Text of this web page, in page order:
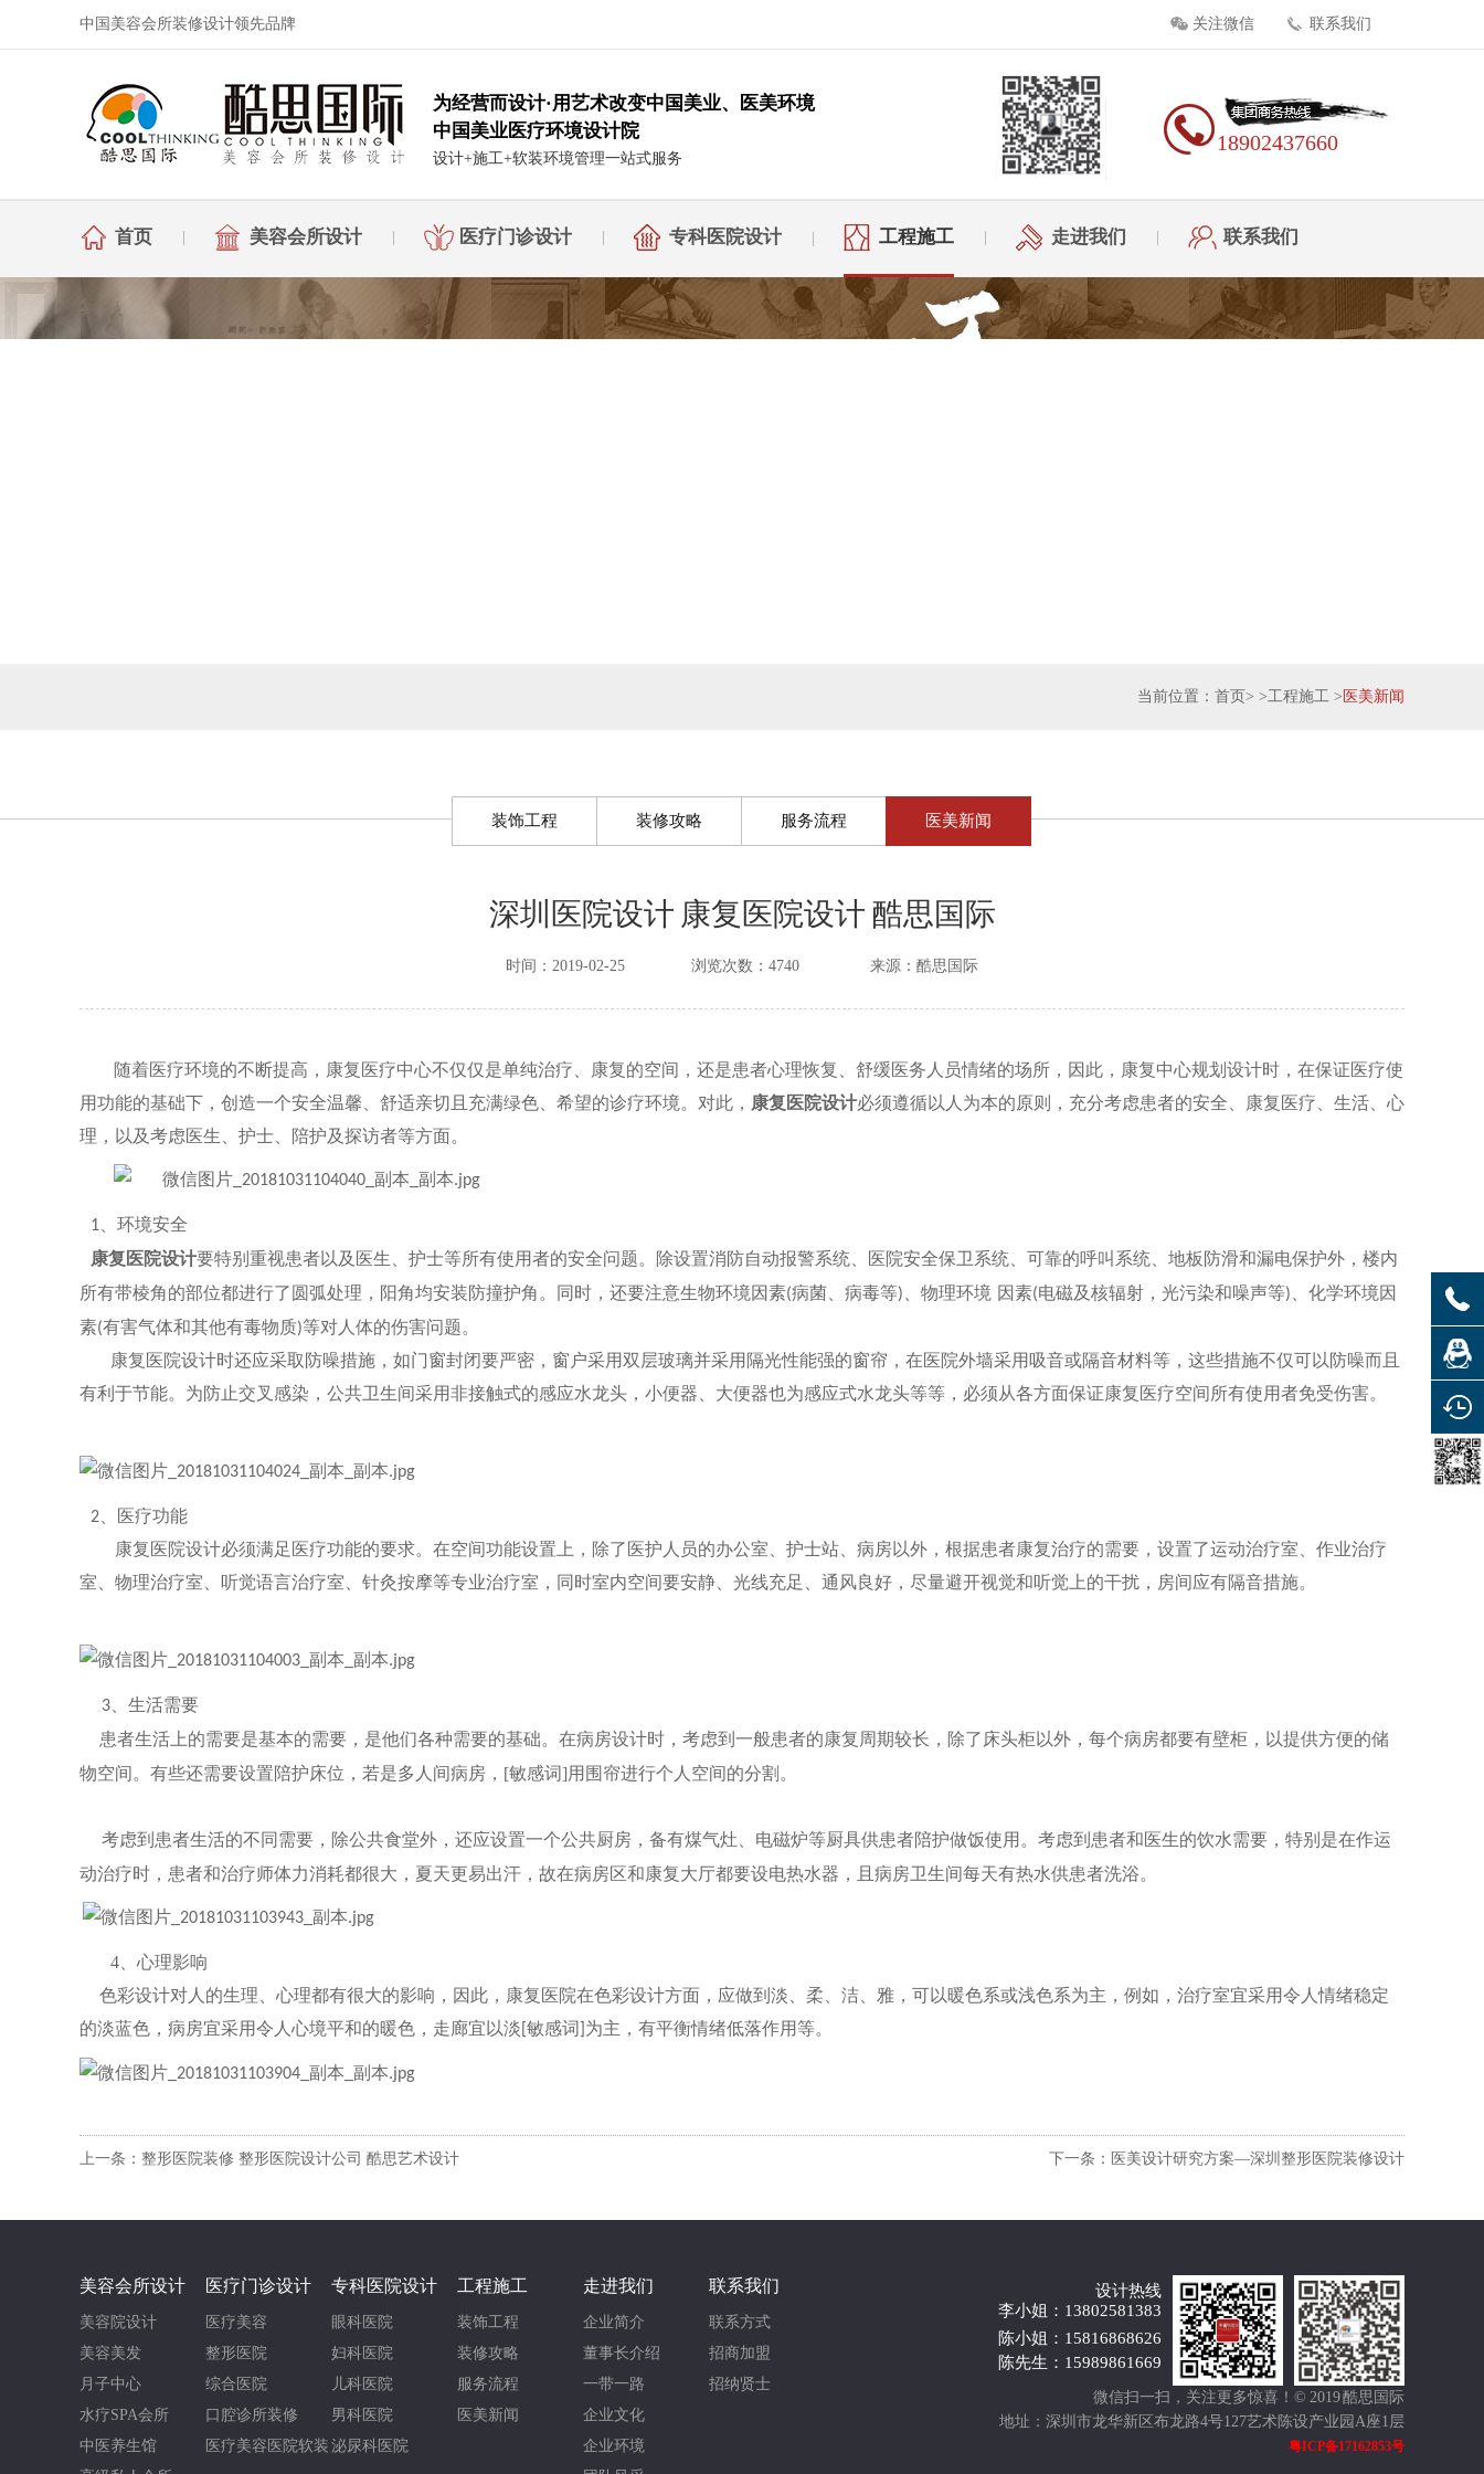
中国美容会所装修设计领先品牌 关注微信 联系我们
为经营而设计·用艺术改变中国美业、医美环境
中国美业医疗环境设计院
设计+施工+软装环境管理一站式服务
18902437660
首页 美容会所设计 医疗门诊设计 专科医院设计 工程施工 走进我们 联系我们
当前位置： 首页 > >工程施工 > 医美新闻
装饰工程 装修攻略 服务流程 医美新闻
深圳医院设计 康复医院设计 酷思国际
时间：2019-02-25 浏览次数：4740 来源：酷思国际
随着医疗环境的不断提高，康复医疗中心不仅仅是单纯治疗、康复的空间，还是患者心理恢复、舒缓医务人员情绪的场所，因此，康复中心规划设计时，在保证医疗使
用功能的基础下，创造一个安全温馨、舒适亲切且充满绿色、希望的诊疗环境。对此， 康复医院设计必须遵循以人为本的原则，充分考虑患者的安全、康复医疗、生活、心
理，以及考虑医生、护士、陪护及探访者等方面。
1 环境安全
康复医院设计要特别重视患者以及医生、护士等所有使用者的安全问题。除设置消防自动报警系统、医院安全保卫系统、可靠的呼叫系统、地板防滑和漏电保护外，楼内
所有带棱角的部位都进行了圆弧处理，阳角均安装防撞护角。同时，还要注意生物环境因素(病菌、病毒等) 、物理环境 因素(电磁及核辐射，光污染和噪声等) 、化学环境因
素(有害气体和其他有毒物质)等对人体的伤害问题。
康复医院设计时还应采取防噪措施，如门窗封闭要严密，窗户采用双层玻璃并采用隔光性能强的窗帘，在医院外墙采用吸音或隔音材料等，这些措施不仅可以防噪而且
有利于节能。为防止交叉感染，公共卫生间采用非接触式的感应水龙头，小便器、大便器也为感应式水龙头等等，必须从各方面保证康复医疗空间所有使用者免受伤害。
2 、医疗功能
康复医院设计必须满足医疗功能的要求。在空间功能设置上，除了医护人员的办公室、护士站、病房以外，根据患者康复治疗的需要，设置了运动治疗室、作业治疗
室、物理治疗室、听觉语言治疗室、针灸按摩等专业治疗室，同时室内空间要安静、光线充足、通风良好，尽量避开视觉和听觉上的干扰，房间应有隔音措施。
3 、生活需要
患者生活上的需要是基本的需要，是他们各种需要的基础。在病房设计时，考虑到一般患者的康复周期较长，除了床头柜以外，每个病房都要有壁柜，以提供方便的储
物空间。有些还需要设置陪护床位，若是多人间病房，[敏感词]用围帘进行个人空间的分割。
考虑到患者生活的不同需要，除公共食堂外，还应设置一个公共厨房，备有煤气灶、电磁炉等厨具供患者陪护做饭使用。考虑到患者和医生的饮水需要，特别是在作运
动治疗时，患者和治疗师体力消耗都很大，夏天更易出汗，故在病房区和康复大厅都要设电热水器，且病房卫生间每天有热水供患者洗浴。
4 心理影响
色彩设计对人的生理、心理都有很大的影响，因此，康复医院在色彩设计方面，应做到淡、柔、洁、雅，可以暖色系或浅色系为主，例如，治疗室宜采用令人情绪稳定
的淡蓝色，病房宜采用令人心境平和的暖色，走廊宜以淡[敏感词]为主，有平衡情绪低落作用等。
上一条：整形医院装修 整形医院设计公司 酷思艺术设计 下一条：医美设计研究方案—深圳整形医院装修设计
美容会所设计
美容院设计
美容美发
月子中心
水疗SPA会所
中医养生馆
医疗门诊设计
医疗美容
整形医院
综合医院
口腔诊所装修
医疗美容医院软装
专科医院设计
眼科医院
妇科医院
儿科医院
男科医院
泌尿科医院
工程施工
装饰工程
装修攻略
服务流程
医美新闻
走进我们
企业简介
董事长介绍
一带一路
企业文化
企业环境
联系我们
联系方式
招商加盟
招纳贤士
设计热线
李小姐：13802581383
陈小姐：15816868626
陈先生：15989861669
微信扫一扫，关注更多惊喜！ © 2019 酷思国际
地址：深圳市龙华新区布龙路4号127艺术陈设产业园A座1层
粤ICP备17162853号